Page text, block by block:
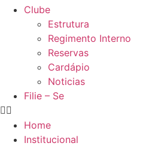
Clube
Estrutura
Regimento Interno
Reservas
Cardápio
Noticias
Filie – Se
Home
Institucional